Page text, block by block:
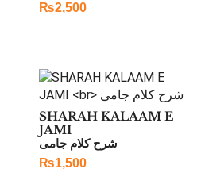
₨2,500
SHARAH KALAAM E
JAMI
شرح کلام جامی
₨1,500